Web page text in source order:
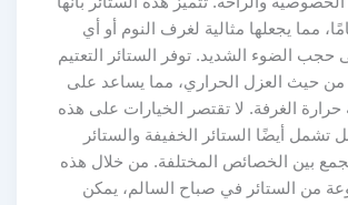
يجعلها مثالية لغرف النوم أو أي
الضوء الشديد. توفر الستائر التعتيم
حيث العزل الحراري، مما يساعد على
الغرفة. لا تقتصر الخيارات على هذه
أيضًا الستائر الخفيفة والستائر
بين الخصائص المختلفة. من خلال هذه
من الستائر في صباح السالم، يمكن